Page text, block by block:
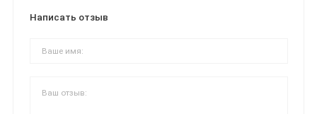
Написать отзыв